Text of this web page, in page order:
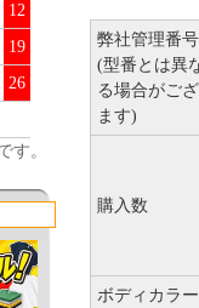
12
19
26
す。
弊社管理番号
(型番とは異
る場合がご
ます)
購入数
ボディカラー